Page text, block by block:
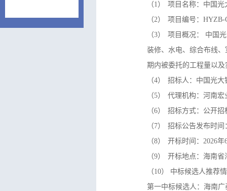
（1）
项目名称： 中国光
（2）
项目编号： HYZB-
（3）
项目概况： 中国
装修、水电、综合布线
期内被委托的工程量以
（4）
招标人：中国光大
（5）
代理机构：河南宏
（6）
招标方式：公开招
（7）
招标公告发布时间
（8）
开标时间：2026年
（9）
开标地点：海南省
（10）
中标候选人推荐
第一中标候选人：海南